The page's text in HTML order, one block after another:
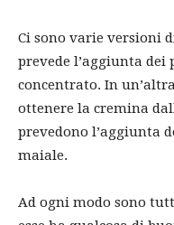
Ci sono varie versioni
prevede l’aggiunta
concentrato. In
ottenere la cremina
prevedono l’aggiunta
maiale.
Ad ogni modo sono